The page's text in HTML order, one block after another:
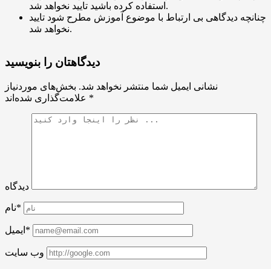
استفاده کرده باشید تایید نخواهد شد.
چنانچه دیدگاهی بی ارتباط با موضوع آموزش مطرح شود تایید
نخواهد شد.
دیدگاهتان را بنویسید
نشانی ایمیل شما منتشر نخواهد شد. بخش‌های موردنیاز
*
دیدگاه
نام*
ایمیل*
وب سایت